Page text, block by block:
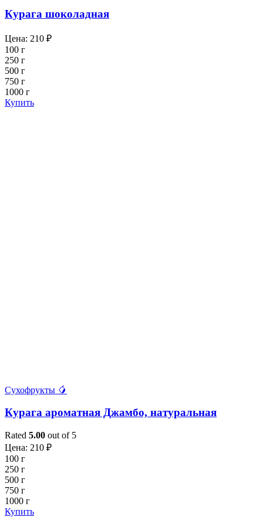
Курага шоколадная
Цена: 210 ₽
100 г
250 г
500 г
750 г
1000 г
Купить
Сухофрукты 🥭
Курага ароматная Джамбо, натуральная
Rated 5.00 out of 5
Цена: 210 ₽
100 г
250 г
500 г
750 г
1000 г
Купить